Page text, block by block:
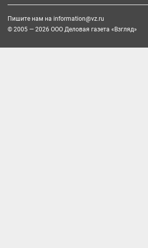
Пишите нам на information@vz.ru
© 2005 — 2026 ООО Деловая газета «Взгляд»